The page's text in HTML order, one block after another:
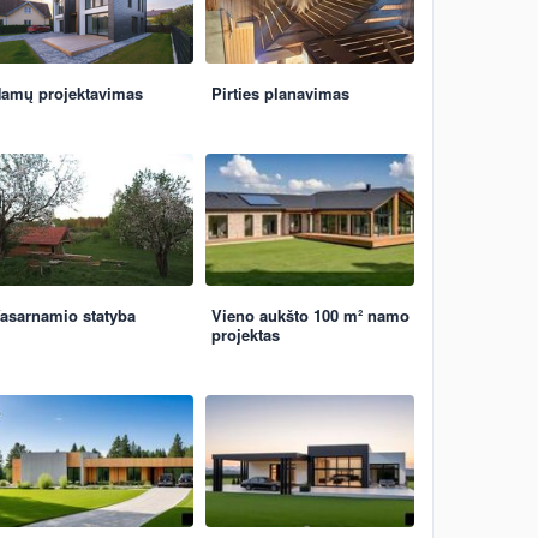
projektavimas Pirties planavimas
statyba
Vieno aukšto 100 m² namo
projektas